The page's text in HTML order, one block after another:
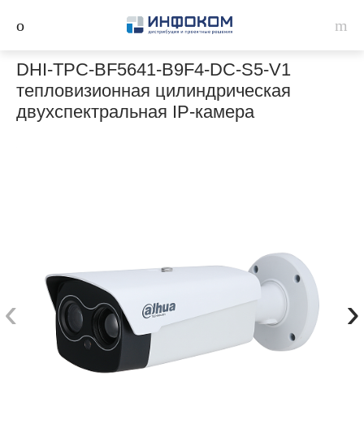
DHI-TPC-BF5641-B9F4-DC-S5-V1
тепловизионная цилиндрическая
двухспектральная IP-камера
‹ ›